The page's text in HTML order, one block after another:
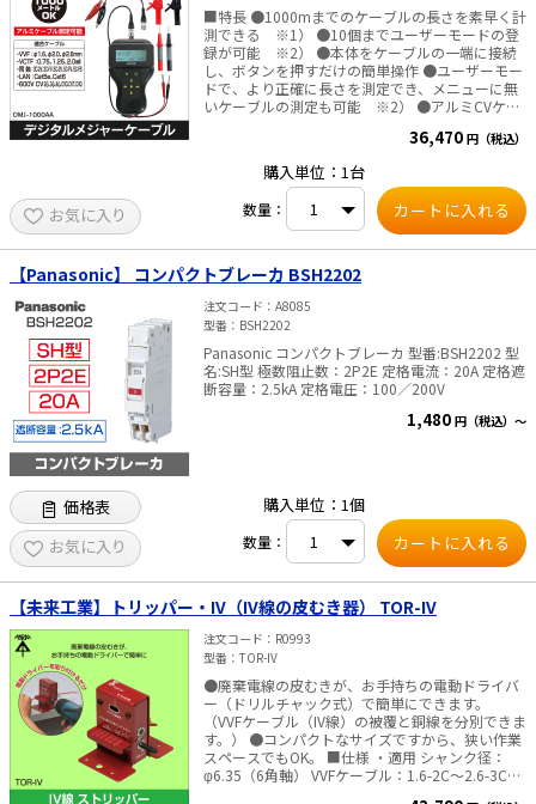
■特長 ●1000mまでのケーブルの長さを素早く計
測できる ※1） ●10個までユーザーモードの登
録が可能 ※2） ●本体をケーブルの一端に接続
し、ボタンを押すだけの簡単操作 ●ユーザーモー
ドで、より正確に長さを測定でき、メニューに無
いケーブルの測定も可能 ※2） ●アルミCVケー
ライト付液晶で、暗いところでも見やすい（バッ
途に合わせて選べる付属ケーブル ①クリップ
（小） 細経電線（最大径 10mm）の導体をはさむ
場合に使用 ②クリップ（大） 太径電線（最大径
35mm）の導体をはさむ場合に使用 ③テストプロ
ーブ 太径電線の導体断面に当てる場合に使用(キ
ャップ付) ※1）途中で分岐しているケーブル、圧
着端子・スリーブ等で接続されたケーブルは測定
できません。 ※2）同仕様の長さのわかっている
「基準ケーブル」が必要です。 ■仕様 ・適合ケー
1.25、2.0ｍｍ2 同軸：3C-2V、3C-FV、5C-2V、
5C-FV、5C-FB LAN：Cat5e、Cat6 600V CV：
5.5、8、14、22、38、60、100、200、325ｍｍ
2、600V CV（2心、3心、4心）、CVD、CVT、
CVQ その他2線以上のケーブル：ユーザーモード
1000m ・測定精度：±5% ※ただし次の①～③
の場合は±10%となります。①ケーブル長が5m
以上10m未満、②VFFビニル平型コードのような
簡易な構造のコード、③ユーザーモードで基準ケ
ーブルと被測定ケーブルの差が大きい場合 ・分解
ックライト付LCD（バックライトはスイッチ操作
40℃（80％RH以下） ・オートパワーオフ機能：
無操作約5分で自動的に電源オフ ・電池交換お知
らせ機能：Low Batt 表示 ・使用電池：単3形アル
カリ乾電池×2（電池は付属していません） ・連
続使用時間：約8時間（アルカリ乾電池） ・材質
ケース：ABS LCDカバー：アクリル BNCコネク
タ：黄銅+ニッケルメッキ 電池端子：ピアノ線 ス
イッチカバー：クロロプレンゴム ・本体サイズ：
W93×D39×H173mm ・質量：213g（本体の
36,470 円（税込）
お気に入り
購入単位：1台
数量：
【Panasonic】 コンパクトブレーカ BSH2202
注文コード
A8085
型番
BSH2202
Panasonic コンパクトブレーカ 型番:BSH2202 型
名:SH型 極数阻止数：2P2E 定格電流：20A 定格遮
断容量：2.5kA 定格電圧：100／200V
1,480 円（税込）～
価格表
お気に入り
購入単位：1個
数量：
【未来工業】トリッパー・IV（IV線の皮むき器） TOR-IV
注文コード
R0993
型番
TOR-IV
●廃棄電線の皮むきが、お手持ちの電動ドライバ
ー（ドリルチャック式）で簡単にできます。
（VVFケーブル（IV線）の被覆と銅線を分別できま
す。） ●コンパクトなサイズですから、狭い作業
スペースでもOK。 ■仕様 ・適用 シャンク径：
φ6.35（6角軸） VVFケーブル：1.6-2C～2.6-3C